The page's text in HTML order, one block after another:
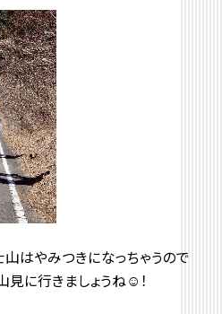
はやみつきになっちゃうので
に行きましょうね☺️！